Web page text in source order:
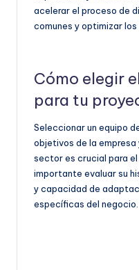
acelerar el proceso de
comunes y optimizar
Cómo elegir
para tu
Seleccionar un equipo
objetivos de la
sector es crucial para
importante evaluar su
y capacidad de
específicas del negocio.